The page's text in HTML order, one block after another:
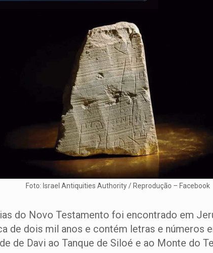
Foto: Israel Antiquities Authority / Reprodução – Facebook
do Novo Testamento foi encontrado em
de dois mil anos e contém letras e números
de Davi ao Tanque de Siloé e ao Monte do